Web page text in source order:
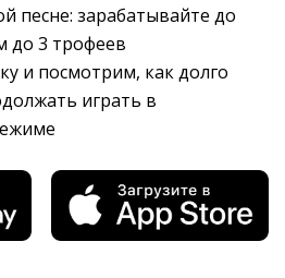
песне: зарабатывайте до
до 3 трофеев
и посмотрим, как долго
играть в